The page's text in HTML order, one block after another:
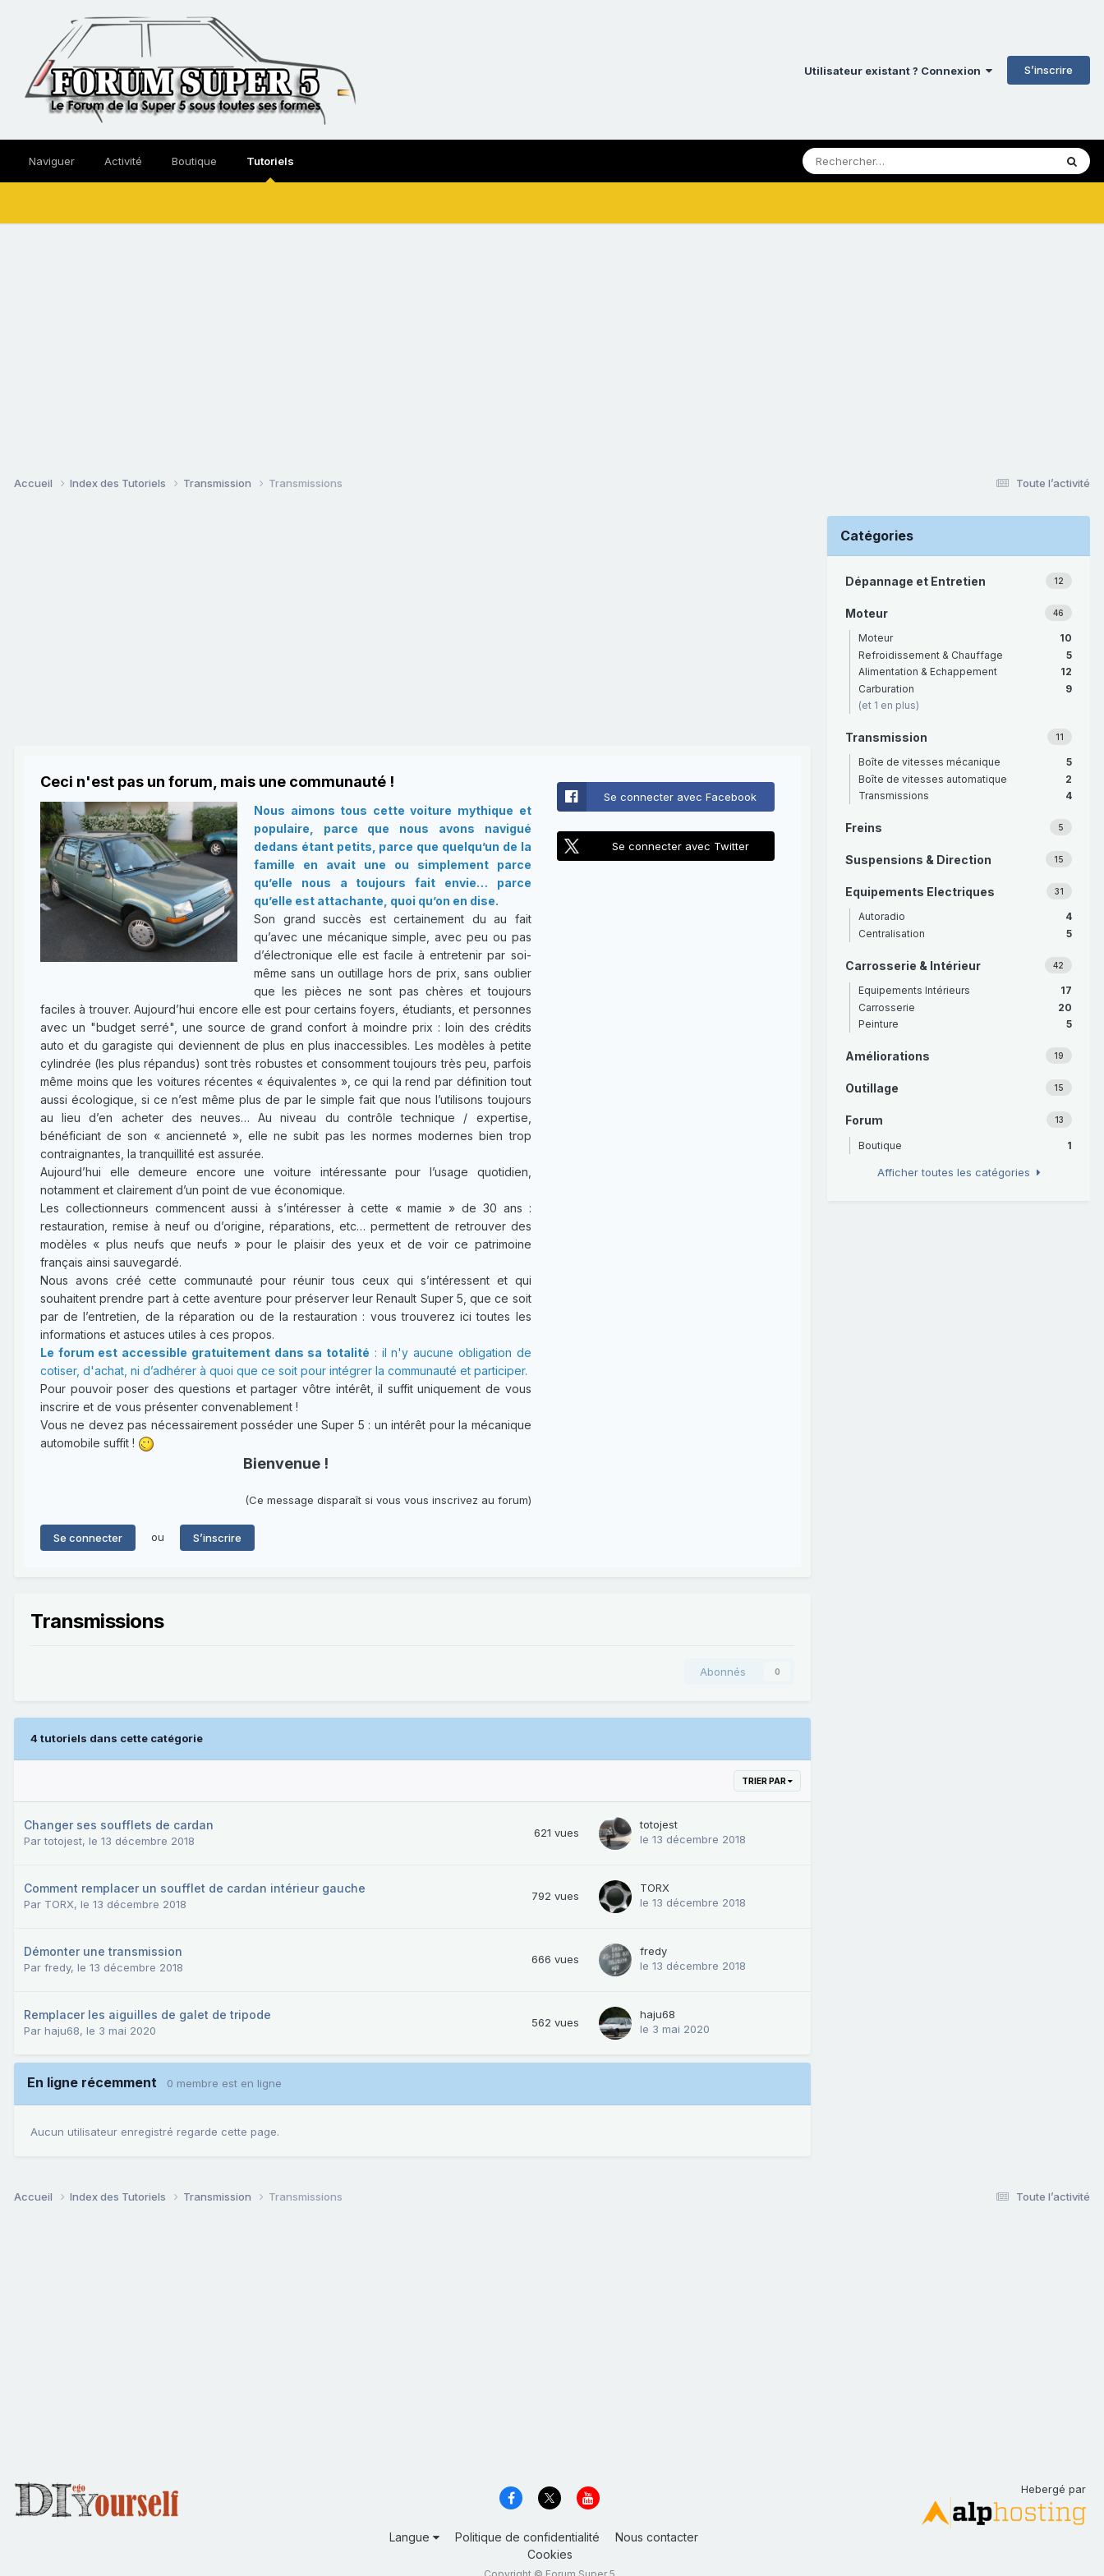
Utilisateur existant ? Connexion S’inscrire
Naviguer Activité Boutique Tutoriels
Toute l’activité
Accueil Index des Tutoriels Transmission Transmissions
Ceci n'est pas un forum, mais une communauté !
Nous aimons tous cette voiture mythique et
populaire, parce que nous avons navigué
dedans étant petits, parce que quelqu’un de la
famille en avait une ou simplement parce
qu’elle nous a toujours fait envie… parce
qu’elle est attachante, quoi qu’on en dise.
Son grand succès est certainement du au fait
qu’avec une mécanique simple, avec peu ou pas
d’électronique elle est facile à entretenir par soi-
même sans un outillage hors de prix, sans oublier
que les pièces ne sont pas chères et toujours
faciles à trouver. Aujourd’hui encore elle est pour certains foyers, étudiants, et personnes
avec un "budget serré", une source de grand confort à moindre prix : loin des crédits
auto et du garagiste qui deviennent de plus en plus inaccessibles. Les modèles à petite
cylindrée (les plus répandus) sont très robustes et consomment toujours très peu, parfois
même moins que les voitures récentes « équivalentes », ce qui la rend par définition tout
aussi écologique, si ce n’est même plus de par le simple fait que nous l’utilisons toujours
au lieu d’en acheter des neuves… Au niveau du contrôle technique / expertise,
bénéficiant de son « ancienneté », elle ne subit pas les normes modernes bien trop
contraignantes, la tranquillité est assurée.
Aujourd’hui elle demeure encore une voiture intéressante pour l’usage quotidien,
notamment et clairement d’un point de vue économique.
Les collectionneurs commencent aussi à s’intéresser à cette « mamie » de 30 ans :
restauration, remise à neuf ou d’origine, réparations, etc… permettent de retrouver des
modèles « plus neufs que neufs » pour le plaisir des yeux et de voir ce patrimoine
français ainsi sauvegardé.
Nous avons créé cette communauté pour réunir tous ceux qui s’intéressent et qui
souhaitent prendre part à cette aventure pour préserver leur Renault Super 5, que ce soit
par de l’entretien, de la réparation ou de la restauration : vous trouverez ici toutes les
informations et astuces utiles à ces propos.
Le forum est accessible gratuitement dans sa totalité : il n'y aucune obligation de
cotiser, d'achat, ni d’adhérer à quoi que ce soit pour intégrer la communauté et participer.
Pour pouvoir poser des questions et partager vôtre intérêt, il suffit uniquement de vous
inscrire et de vous présenter convenablement !
Vous ne devez pas nécessairement posséder une Super 5 : un intérêt pour la mécanique
automobile suffit !
Bienvenue !
(Ce message disparaît si vous vous inscrivez au forum)
Se connecter ou S’inscrire
Se connecter avec Facebook
Se connecter avec Twitter
Transmissions
Abonnés 0
4 tutoriels dans cette catégorie
TRIER PAR
Changer ses soufflets de cardan
Partotojest, le 13 décembre 2018
621 vues
totojest
le 13 décembre 2018
Comment remplacer un soufflet de cardan intérieur gauche
Par TORX, le 13 décembre 2018
792 vues
TORX
le 13 décembre 2018
Démonter une transmission
Par fredy, le 13 décembre 2018
666 vues
fredy
le 13 décembre 2018
Remplacer les aiguilles de galet de tripode
Par haju68, le 3 mai 2020
562 vues
haju68
le 3 mai 2020
En ligne récemment 0 membre est en ligne
Aucun utilisateur enregistré regarde cette page.
Catégories
12
Dépannage et Entretien
46
Moteur
10
Moteur
5
Refroidissement & Chauffage
12
Alimentation & Echappement
9
Carburation
(et 1 en plus)
11
Transmission
5
Boîte de vitesses mécanique
2
Boîte de vitesses automatique
4
Transmissions
5
Freins
15
Suspensions & Direction
31
Equipements Electriques
4
Autoradio
5
Centralisation
42
Carrosserie & Intérieur
17
Equipements Intérieurs
20
Carrosserie
5
Peinture
19
Améliorations
15
Outillage
13
Forum
1
Boutique
Afficher toutes les catégories
Toute l’activité
Accueil Index des Tutoriels Transmission Transmissions
Langue Politique de confidentialité
Nous contacter
Cookies
Hebergé par